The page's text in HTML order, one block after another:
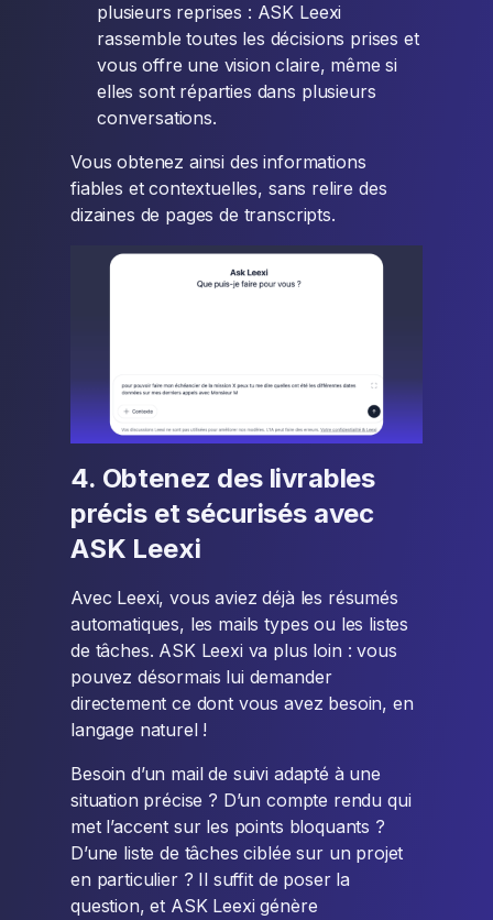
plusieurs reprises : ASK Leexi
rassemble toutes les décisions prises et
vous offre une vision claire, même si
elles sont réparties dans plusieurs
conversations.
Vous obtenez ainsi des informations
fiables et contextuelles, sans relire des
dizaines de pages de transcripts.
4. Obtenez des livrables
précis et sécurisés avec
ASK Leexi
Avec Leexi, vous aviez déjà les résumés
automatiques, les mails types ou les listes
de tâches. ASK Leexi va plus loin : vous
pouvez désormais lui demander
directement ce dont vous avez besoin, en
langage naturel !
Besoin d’un mail de suivi adapté à une
situation précise ? D’un compte rendu qui
met l’accent sur les points bloquants ?
D’une liste de tâches ciblée sur un projet
en particulier ? Il suffit de poser la
question, et ASK Leexi génère